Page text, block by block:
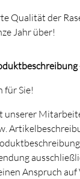
Qualität der
Jahr über!
für Sie!
Anspruch